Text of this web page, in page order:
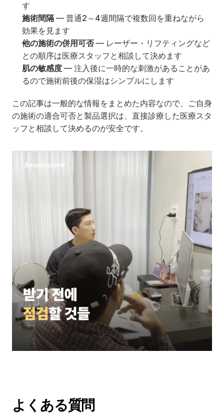
す
施術間隔 — 普通2～4週間隔で複数回を重ねながら
効果を見ます
他の施術の併用可否 — レーザー・リフティングなど
との順序は医療スタッフと相談して決めます
肌の敏感度 — 注入後に一時的な刺激があることがあ
るので施術前後の保湿はシンプルにします
この記事は一般的な情報をまとめた内容なので、ご自身
の施術の適合可否と製品選択は、直接診療した医療スタ
ッフと相談して決めるのが安全です。
よくある質問